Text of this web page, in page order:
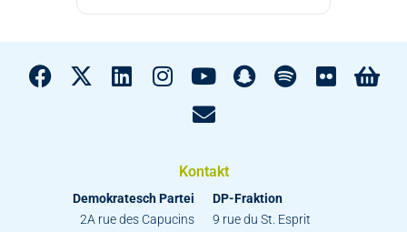
Kontakt
Demokratesch Partei
2A rue des Capucins
DP-Fraktion
9 rue du St. Esprit